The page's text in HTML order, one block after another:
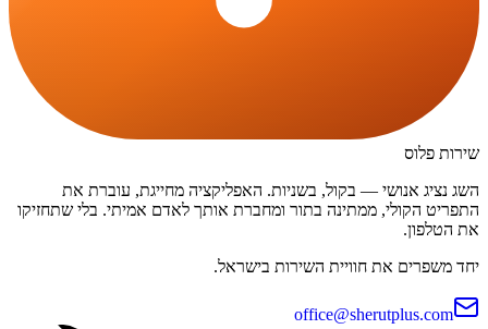
שירות פלוס
השג נציג אנושי — בקול, בשניות. האפליקציה מחייגת, עוברת את
התפריט הקולי, ממתינה בתור ומחברת אותך לאדם אמיתי. בלי שתחזיקו
את הטלפון.
יחד משפרים את חוויית השירות בישראל.
office@sherutplus.com